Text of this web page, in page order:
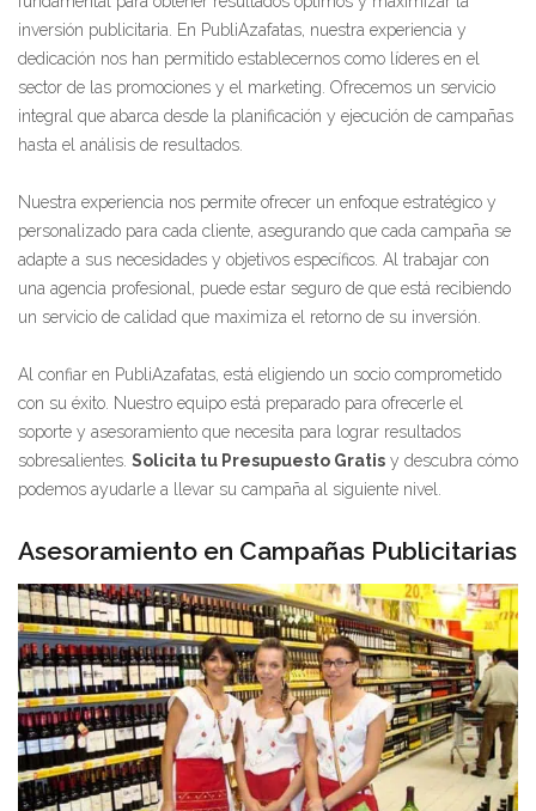
inversión publicitaria. En PubliAzafatas, nuestra experiencia y
dedicación nos han permitido establecernos como líderes en el
sector de las promociones y el marketing. Ofrecemos un servicio
integral que abarca desde la planificación y ejecución de campañas
hasta el análisis de resultados.
Nuestra experiencia nos permite ofrecer un enfoque estratégico y
personalizado para cada cliente, asegurando que cada campaña se
adapte a sus necesidades y objetivos específicos. Al trabajar con
una agencia profesional, puede estar seguro de que está recibiendo
un servicio de calidad que maximiza el retorno de su inversión.
Al confiar en PubliAzafatas, está eligiendo un socio comprometido
con su éxito. Nuestro equipo está preparado para ofrecerle el
soporte y asesoramiento que necesita para lograr resultados
sobresalientes. Solicita tu Presupuesto Gratis y descubra cómo
podemos ayudarle a llevar su campaña al siguiente nivel.
Asesoramiento en Campañas Publicitarias